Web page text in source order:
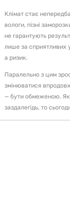
Клімат стає
вологи, пізні
не гарантують
лише за сприятливих
а ризик.
Паралельно з цим
змінюватися
— бути обмеженою.
заздалегідь, то